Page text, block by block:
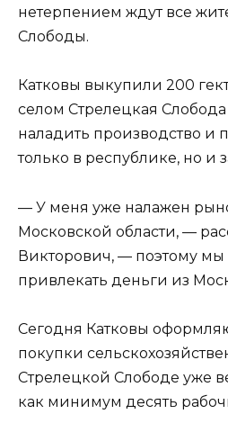
нетерпением ждут все
Слободы.
Катковы выкупили 200
селом Стрелецкая
наладить производство и
только в республике, но и
— У меня уже налажен
Московской области, —
Викторович, — поэтому
привлекать деньги из
Сегодня Катковы
покупки
Стрелецкой Слободе уже
как минимум десять